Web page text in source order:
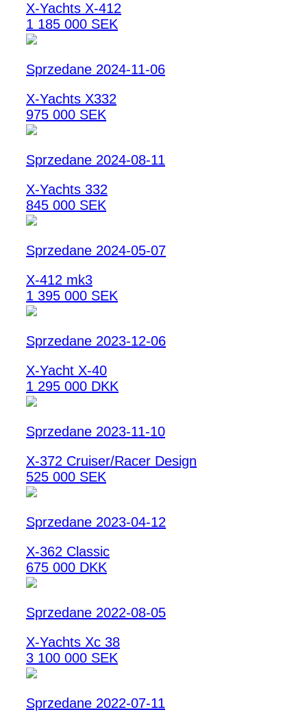
X-Yachts X-412
1 185 000 SEK
Sprzedane 2024-11-06
X-Yachts X332
975 000 SEK
Sprzedane 2024-08-11
X-Yachts 332
845 000 SEK
Sprzedane 2024-05-07
X-412 mk3
1 395 000 SEK
Sprzedane 2023-12-06
X-Yacht X-40
1 295 000 DKK
Sprzedane 2023-11-10
X-372 Cruiser/Racer Design
525 000 SEK
Sprzedane 2023-04-12
X-362 Classic
675 000 DKK
Sprzedane 2022-08-05
X-Yachts Xc 38
3 100 000 SEK
Sprzedane 2022-07-11